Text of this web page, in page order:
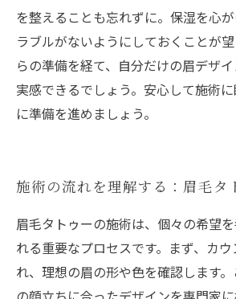
を整えることも忘れずに。保湿を心
ラブルがないようにしておくことが
らの準備を経て、自分だけの眉デザ
実感できるでしょう。安心して施術
に準備を進めましょう。
施術の流れを理解する：眉毛タ
眉毛タトゥーの施術は、個々の希望
れる重要なプロセスです。まず、カ
れ、理想の眉の形や色を確認します